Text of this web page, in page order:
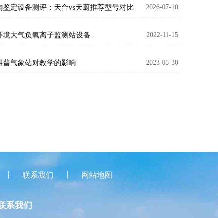
鉴定设备测评：天合vs天蔚推荐型号对比 2026-07-10
境大气负氧离子监测站设备 2022-11-15
普气象站对教学的影响 2023-05-30
联系我们 网站地图
系我们